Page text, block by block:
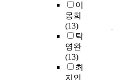
이
몽희
(13)
탁
영완
(13)
최
지인